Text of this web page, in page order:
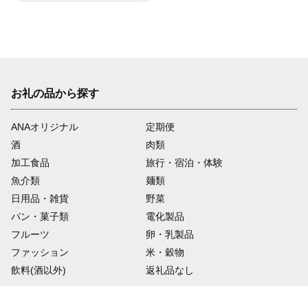
お礼の品から探す
ANAオリジナル
定期便
酒
肉類
加工食品
旅行・宿泊・体験
魚介類
麺類
日用品・雑貨
野菜
パン・菓子類
電化製品
フルーツ
卵・乳製品
ファッション
米・穀物
飲料(酒以外)
返礼品なし